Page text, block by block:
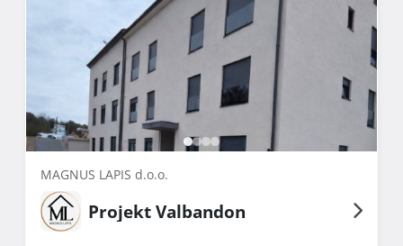
MAGNUS LAPIS d.o.o.
Projekt Valbandon